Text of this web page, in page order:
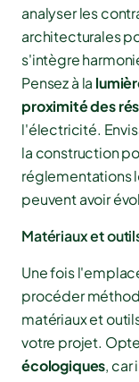
analyser les
architecturales
s'intègre
Pensez à la
proximité des
l'électricité.
la construction
réglementations
peuvent avoir
Matériaux et
Une fois
procéder
matériaux et
votre projet.
écologiques, car